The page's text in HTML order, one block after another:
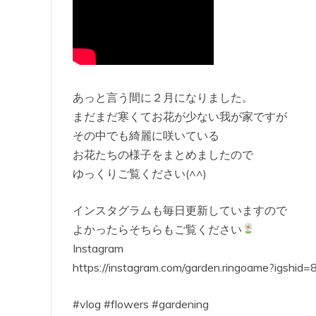
あっと言う間に２月になりました。
まだまだ寒くてお花が少ない我が家ですが
その中でも綺麗に咲いている
お花たちの様子をまとめましたので
ゆっくりご覧ください(^^)
インスタグラムも毎日更新していますので
よかったらそちらもご覧ください
Instagram
https://instagram.com/
#vlog #flowers #gardening